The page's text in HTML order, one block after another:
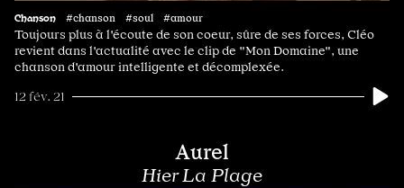
Chanson #chanson #soul #amour
Toujours plus à l'écoute de son coeur, sûre de ses forces, Cléo
revient dans l'actualité avec le clip de "Mon Domaine", une
chanson d'amour intelligente et décomplexée.
12 fév. 21
Aurel
Hier La Plage